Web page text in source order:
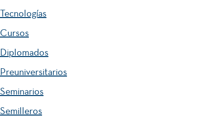
Tecnologías
Cursos
Diplomados
Preuniversitarios
Seminarios
Semilleros